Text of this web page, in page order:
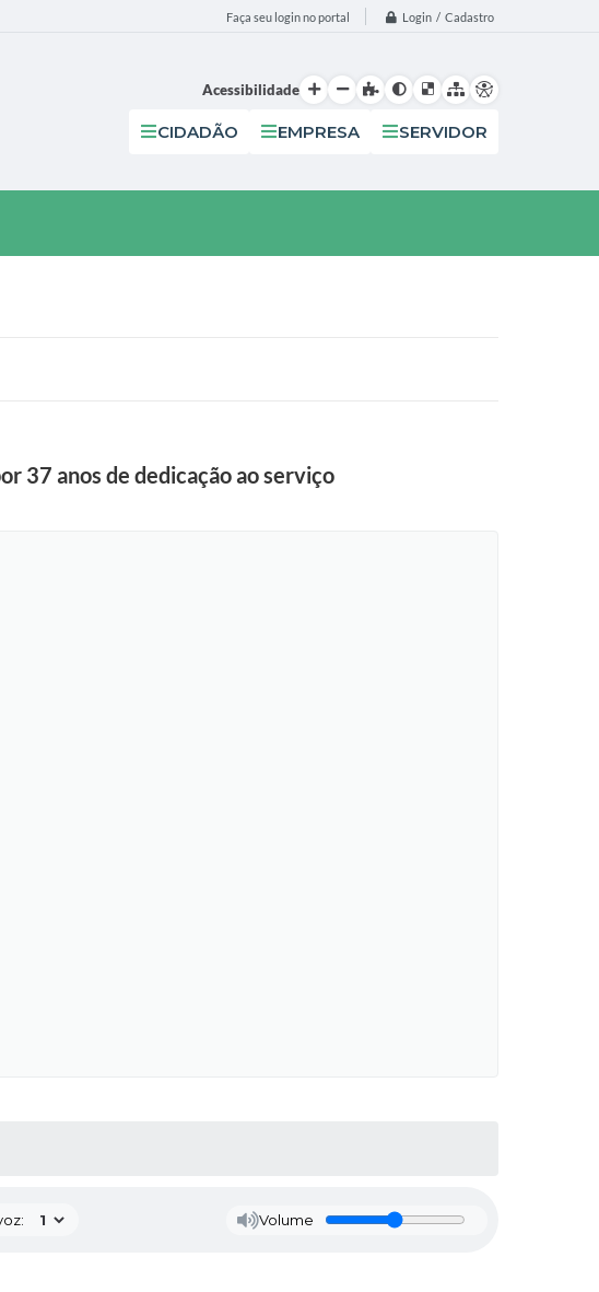
Faça seu login no portal Login / Cadastro
Acessibilidade
CIDADÃO EMPRESA SERVIDOR
37 anos de dedicação ao serviço
Volume